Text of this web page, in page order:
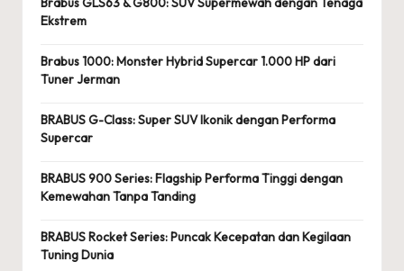
Ekstrem
Brabus 1000: Monster Hybrid Supercar 1.000 HP dari
Tuner Jerman
BRABUS G-Class: Super SUV Ikonik dengan Performa
Supercar
BRABUS 900 Series: Flagship Performa Tinggi dengan
Kemewahan Tanpa Tanding
BRABUS Rocket Series: Puncak Kecepatan dan Kegilaan
Tuning Dunia